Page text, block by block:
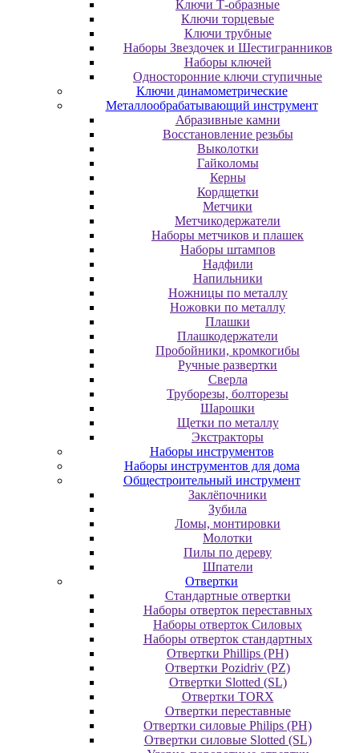
Ключи Т-образные
Ключи торцевые
Ключи трубные
Наборы Звездочек и Шестигранников
Наборы ключей
Односторонние ключи ступичные
Ключи динамометрические
Металлообрабатывающий инструмент
Абразивные камни
Восстановление резьбы
Выколотки
Гайколомы
Керны
Кордщетки
Метчики
Метчикодержатели
Наборы метчиков и плашек
Наборы штампов
Надфили
Напильники
Ножницы по металлу
Ножовки по металлу
Плашки
Плашкодержатели
Пробойники, кромкогибы
Ручные развертки
Сверла
Труборезы, болторезы
Шарошки
Щетки по металлу
Экcтpaктopы
Наборы инструментов
Наборы инструментов для дома
Общестроительный инструмент
Заклёпочники
Зубила
Ломы, монтировки
Молотки
Пилы по дереву
Шпатели
Отвертки
Cтандартные отвертки
Наборы отверток переставных
Наборы отверток Силовых
Наборы отверток стандартных
Отвертки Phillips (PH)
Отвертки Pozidriv (PZ)
Отвертки Slotted (SL)
Отвертки TORX
Отвертки переставные
Отвертки силовые Philips (PH)
Отвертки силовые Slotted (SL)